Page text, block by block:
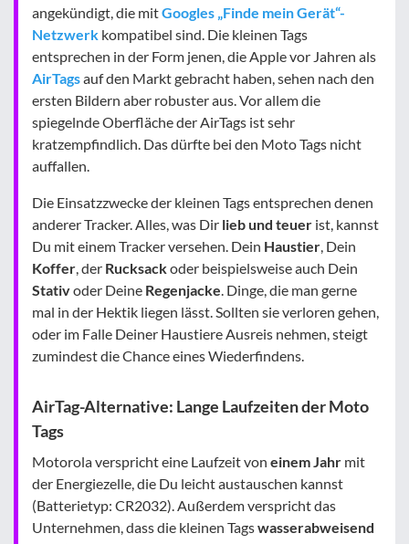
angekündigt, die mitGoogles „Finde mein Gerät“-
Netzwerk kompatibel sind. Die kleinen Tags
entsprechen in der Form jenen, die Apple vor Jahren als
AirTagsauf den Markt gebracht haben, sehen nach den
ersten Bildern aber robuster aus. Vor allem die
spiegelnde Oberfläche der AirTags ist sehr
kratzempfindlich. Das dürfte bei den Moto Tags nicht
auffallen.
Die Einsatzzwecke der kleinen Tags entsprechen denen
anderer Tracker. Alles, was Dir lieb und teuer ist, kannst
Du mit einem Tracker versehen. Dein Haustier , Dein
Koffer , der Rucksackoder beispielsweise auch Dein
Stativoder Deine Regenjacke . Dinge, die man gerne
mal in der Hektik liegen lässt. Sollten sie verloren gehen,
oder im Falle Deiner Haustiere Ausreis nehmen, steigt
zumindest die Chance eines Wiederfindens.
AirTag-Alternative: Lange Laufzeiten der Moto
Tags
Motorola verspricht eine Laufzeit von einem Jahr mit
der Energiezelle, die Du leicht austauschen kannst
(Batterietyp: CR2032). Außerdem verspricht das
Unternehmen, dass die kleinen Tagswasserabweisend